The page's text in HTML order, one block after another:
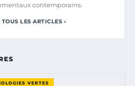
contemporains.
LES ARTICLES ›
VERTES